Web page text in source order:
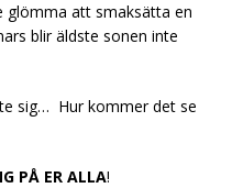
glömma att smaksätta en
blir äldste sonen inte
sig… Hur kommer det se
PÅ ER ALLA!